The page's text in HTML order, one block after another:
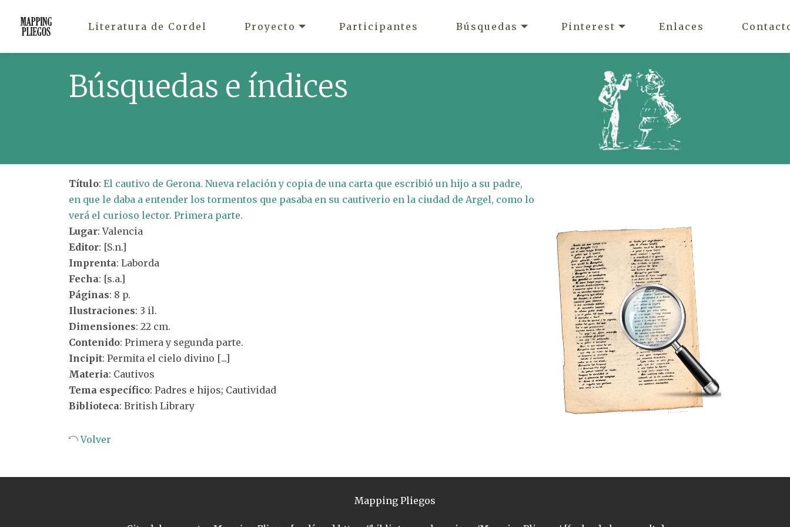
Literatura de Cordel Proyecto Participantes Búsquedas Pinterest Enlaces
Búsquedas e índices
Título: El cautivo de Gerona. Nueva relación y copia de una carta que escribió un hijo a su padre,
en que le daba a entender los tormentos que pasaba en su cautiverio en la ciudad de Argel, como lo
verá el curioso lector. Primera parte.
Lugar: Valencia
Editor: [S.n.]
Imprenta: Laborda
Fecha: [s.a.]
Páginas: 8 p.
Ilustraciones: 3 il.
Dimensiones: 22 cm.
Contenido: Primera y segunda parte.
Incipit: Permita el cielo divino [...]
Materia: Cautivos
Tema específico: Padres e hijos; Cautividad
Biblioteca: British Library
Volver
Mapping Pliegos